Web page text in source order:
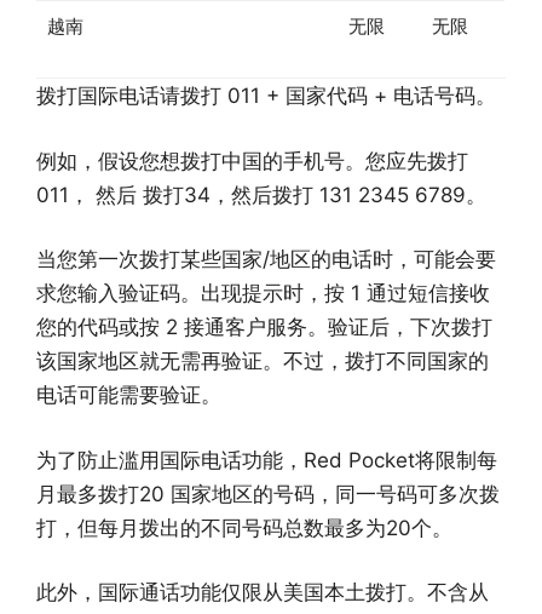
越南 无限 无限
拨打国际电话请拨打 011 + 国家代码 + 电话号码。
例如，假设您想拨打中国的手机号。您应先拨打
011， 然后 拨打34，然后拨打 131 2345 6789。
当您第一次拨打某些国家/地区的电话时，可能会要
求您输入验证码。出现提示时，按 1 通过短信接收
您的代码或按 2 接通客户服务。验证后，下次拨打
该国家地区就无需再验证。不过，拨打不同国家的
电话可能需要验证。
为了防止滥用国际电话功能，Red Pocket将限制每
月最多拨打20 国家地区的号码，同一号码可多次拨
打，但每月拨出的不同号码总数最多为20个。
此外，国际通话功能仅限从美国本土拨打。不含从